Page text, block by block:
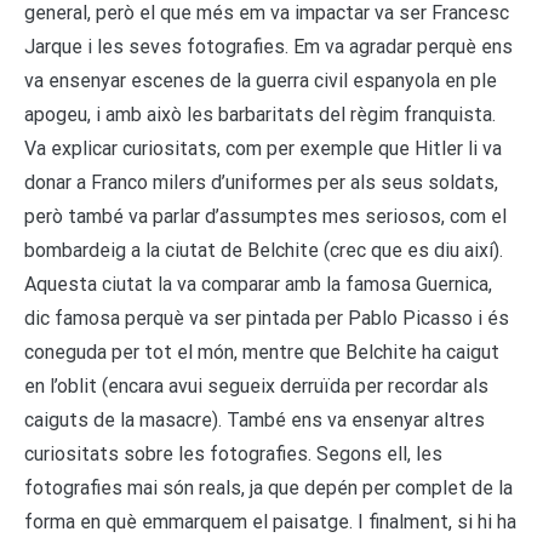
general, però el que més em va impactar va ser Francesc
Jarque i les seves fotografies. Em va agradar perquè ens
va ensenyar escenes de la guerra civil espanyola en ple
apogeu, i amb això les barbaritats del règim franquista.
Va explicar curiositats, com per exemple que Hitler li va
donar a Franco milers d’uniformes per als seus soldats,
però també va parlar d’assumptes mes seriosos, com el
bombardeig a la ciutat de Belchite (crec que es diu així).
Aquesta ciutat la va comparar amb la famosa Guernica,
dic famosa perquè va ser pintada per Pablo Picasso i és
coneguda per tot el món, mentre que Belchite ha caigut
en l’oblit (encara avui segueix derruïda per recordar als
caiguts de la masacre). També ens va ensenyar altres
curiositats sobre les fotografies. Segons ell, les
fotografies mai són reals, ja que depén per complet de la
forma en què emmarquem el paisatge. I finalment, si hi ha